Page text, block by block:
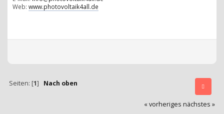
Web: www.photovoltaik4all.de
Seiten: [1] Nach oben
« vorheriges nächstes »